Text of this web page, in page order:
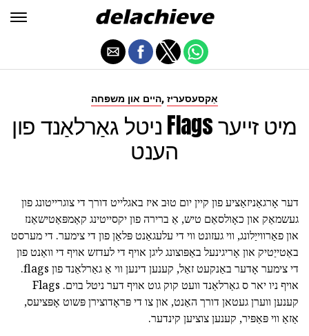
היים און משפּחה, אַקסעסעריז
ניטל גאַרלאַנד פון Flags מיט זייער
הענט
דער אָרגאַניזאַציע פון קיין יום טוּב איז באגלייט דורך די צוגרייטונג פון
געשמאַק און כאָולסאַם טיש, אַ ברירה פון יקסייטינג קאַמפּאַטישאַנז
און פאַרווייַלונג, ווי געזונט ווי די עלעגאַנט פּלאַן פון די צימער. די מערסט
באַטייַטיק און אָריגינעל באַפּוצונג ליגן אויף די לעדזש אויף די וואַנט פון
די צימער אָדער באַנקעט זאַל, קענען דינען ווי אַ גאַרלאַנד פון flags.
אויף ניו יאר ס גאַרלאַנד וועט קוק גוט אויף דער ניטל בוים. Flags
קענען ווערן געטאן דורך האַנט, און צו די פּראָדוצירן פּשוט אָפּציעס,
אַזאַ ווי פּאַפּיר, קענען צוציען קינדער.